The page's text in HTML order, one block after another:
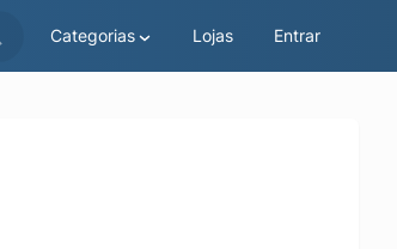
Categorias Lojas Entrar